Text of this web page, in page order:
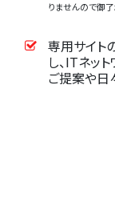
りませんので御了
専用サイト
し、ITネッ
ご提案や日